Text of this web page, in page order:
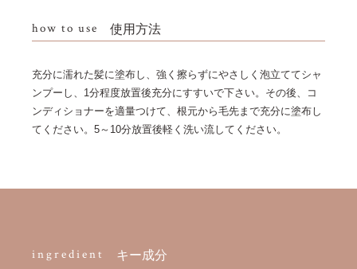
how to use 使用方法
充分に濡れた髪に塗布し、強く擦らずにやさしく泡立ててシャ
ンプーし、1分程度放置後充分にすすいで下さい。その後、コ
ンディショナーを適量つけて、根元から毛先まで充分に塗布し
てください。5～10分放置後軽く洗い流してください。
ingredient キー成分